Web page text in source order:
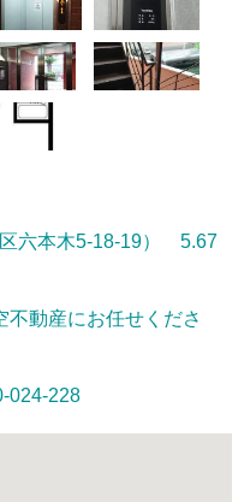
六本木5-18-19） 5.67
動産にお任せくださ
024-228